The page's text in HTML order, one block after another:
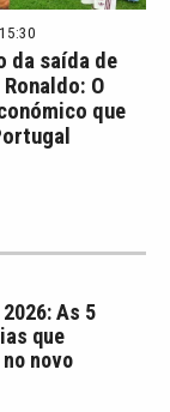
da saída de
O
que
As 5
que
novo